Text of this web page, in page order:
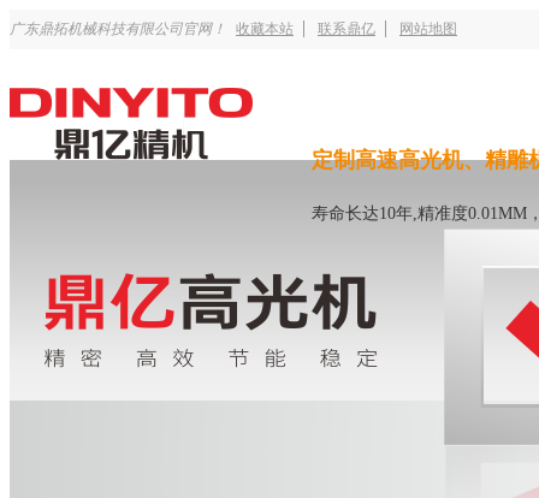
广东鼎拓机械科技有限公司官网！ 收藏本站 联系鼎亿 网站地图
定制高速高光机、精雕
寿命长达10年,精准度0.01MM